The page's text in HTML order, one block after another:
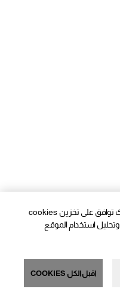
بالنقر فوق «قبول الكل Cookies»، فإنك توافق على تخزين cookies
استخدام الموقع
اقبل الكل COOKIES